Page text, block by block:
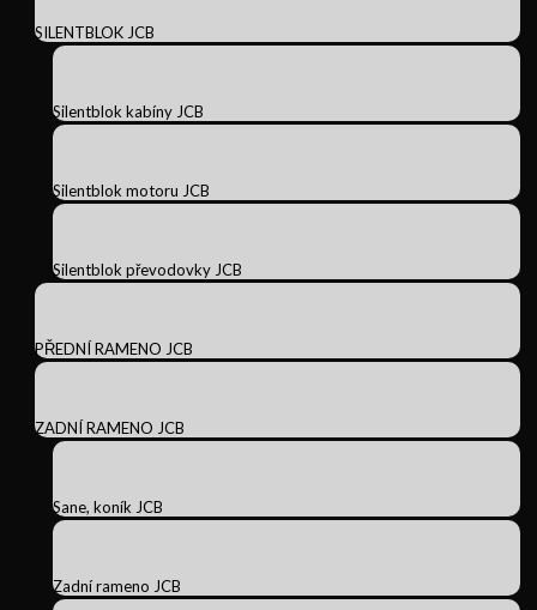
SILENTBLOK JCB
Silentblok kabíny JCB
Silentblok motoru JCB
Silentblok převodovky JCB
PŘEDNÍ RAMENO JCB
ZADNÍ RAMENO JCB
Sane, koník JCB
Zadní rameno JCB